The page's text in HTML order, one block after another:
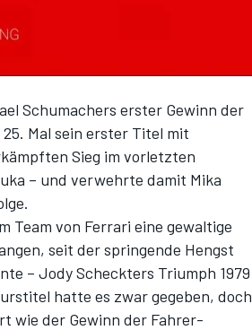
Schumachers erster Gewinn der
Mal sein erster Titel mit
Sieg im vorletzten
– und verwehrte damit Mika
Team von Ferrari eine gewaltige
seit der springende Hengst
– Jody Scheckters Triumph 1979
hatte es zwar gegeben, doch
wie der Gewinn der Fahrer-